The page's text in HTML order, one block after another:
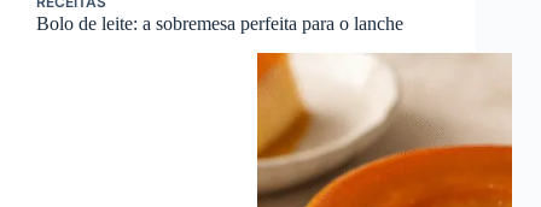
Bolo de leite: a sobremesa perfeita para o lanche